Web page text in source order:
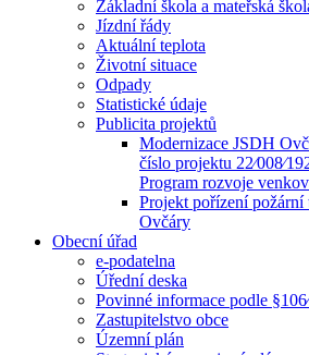
Základní škola a mateřská
Jízdní řády
Aktuální teplota
Životní situace
Odpady
Statistické údaje
Publicita projektů
Modernizace JSDH
číslo projektu
Program rozvoje
Projekt pořízení
Ovčáry
Obecní úřad
e-podatelna
Úřední deska
Povinné informace podle
Zastupitelstvo obce
Územní plán